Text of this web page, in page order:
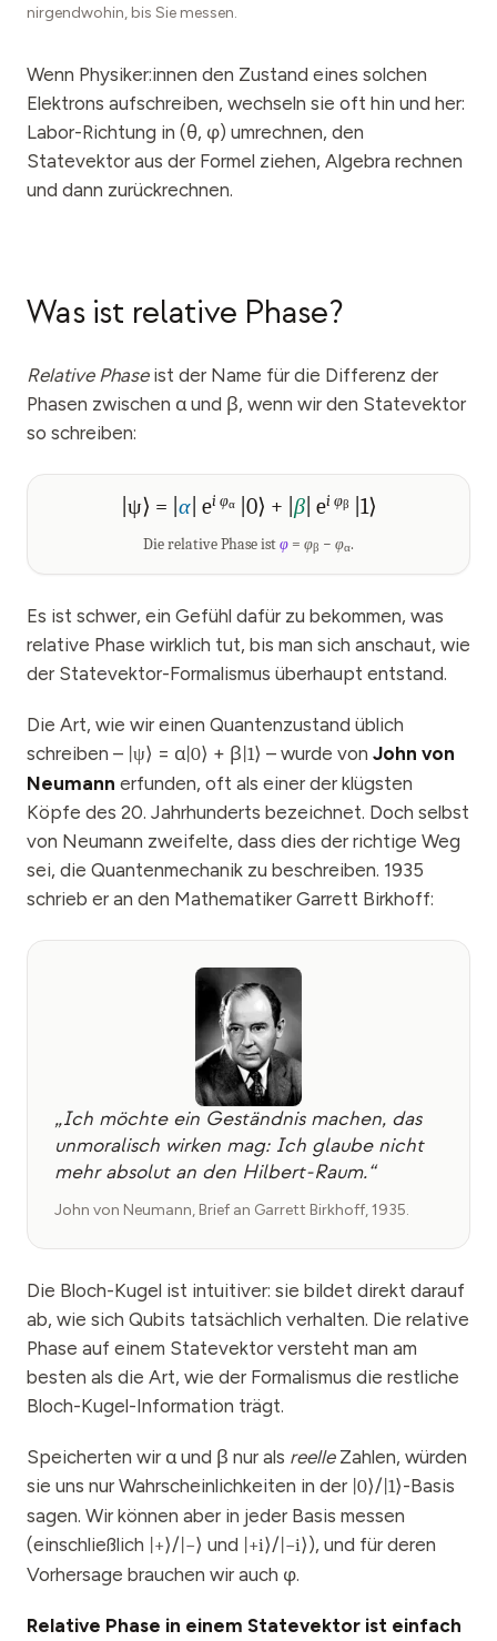
nirgendwohin, bis Sie messen.
Wenn Physiker:innen den Zustand eines solchen
Elektrons aufschreiben, wechseln sie oft hin und her:
Labor-Richtung in (θ, φ) umrechnen, den
Statevektor aus der Formel ziehen, Algebra rechnen
und dann zurückrechnen.
Was ist relative Phase?
Relative Phaseist der Name für die Differenz der
Phasen zwischen α und β, wenn wir den Statevektor
so schreiben:
ψ⟩ = | α| ei φα 0⟩ + | β| ei φβ 1⟩
Die relative Phase istφ = φβ − φα.
Es ist schwer, ein Gefühl dafür zu bekommen, was
relative Phase wirklich tut, bis man sich anschaut, wie
der Statevektor-Formalismus überhaupt entstand.
Die Art, wie wir einen Quantenzustand üblich
schreiben – ψ⟩ = α 0⟩ + β 1⟩ – wurde von John von
Neumann erfunden, oft als einer der klügsten
Köpfe des 20. Jahrhunderts bezeichnet. Doch selbst
von Neumann zweifelte, dass dies der richtige Weg
sei, die Quantenmechanik zu beschreiben. 1935
schrieb er an den Mathematiker Garrett Birkhoff:
„Ich möchte ein Geständnis machen, das
unmoralisch wirken mag: Ich glaube nicht
mehr absolut an den Hilbert-Raum.“
John von Neumann, Brief an Garrett Birkhoff, 1935.
Die Bloch-Kugel ist intuitiver: sie bildet direkt darauf
ab, wie sich Qubits tatsächlich verhalten. Die relative
Phase auf einem Statevektor versteht man am
besten als die Art, wie der Formalismus die restliche
Bloch-Kugel-Information trägt.
Speicherten wir α und β nur als reelleZahlen, würden
sie uns nur Wahrscheinlichkeiten in der 0⟩/ 1⟩-Basis
sagen. Wir können aber in jeder Basis messen
(einschließlich +⟩/ −⟩ und +i⟩/ −i⟩), und für deren
Vorhersage brauchen wir auch φ.
Relative Phase in einem Statevektor ist einfach